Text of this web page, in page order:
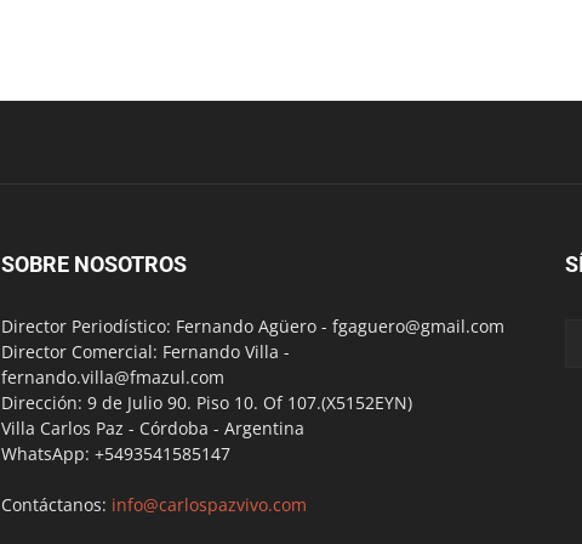
SOBRE NOSOTROS
Director Periodístico: Fernando Agüero - fgaguero@gmail.com
Director Comercial: Fernando Villa -
fernando.villa@fmazul.com
Dirección: 9 de Julio 90. Piso 10. Of 107.(X5152EYN)
Villa Carlos Paz - Córdoba - Argentina
WhatsApp: +5493541585147
Contáctanos: info@carlospazvivo.com